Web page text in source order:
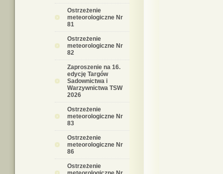
Ostrzeżenie
meteorologiczne Nr
81
Ostrzeżenie
meteorologiczne Nr
82
Zaproszenie na 16.
edycję Targów
Sadownictwa i
Warzywnictwa TSW
2026
Ostrzeżenie
meteorologiczne Nr
83
Ostrzeżenie
meteorologiczne Nr
86
Ostrzeżenie